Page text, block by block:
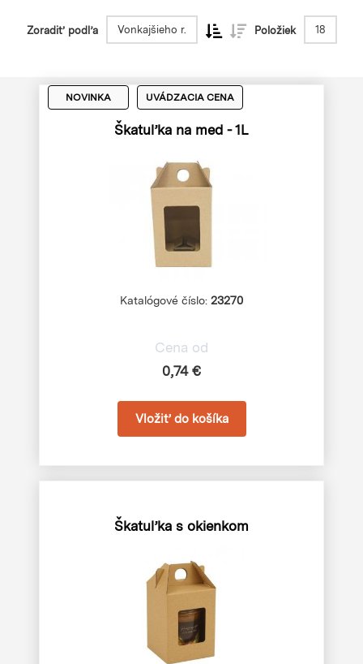
Zoradiť podľa Vonkajšieho r. Položiek 18
NOVINKA UVÁDZACIA CENA
Škatuľka na med - 1L
Katalógové číslo: 23270
Cena od
0,74 €
Škatuľka s okienkom